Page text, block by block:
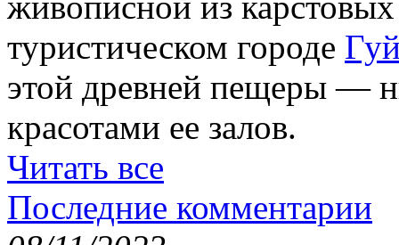
туристическом городе
этой древней пещеры —
красотами ее залов.
Читать все
Последние комментарии